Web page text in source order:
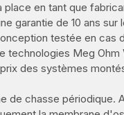
place en tant que
garantie de 10 ans sur
testée en cas
technologies Meg
des systèmes
de chasse périodique.